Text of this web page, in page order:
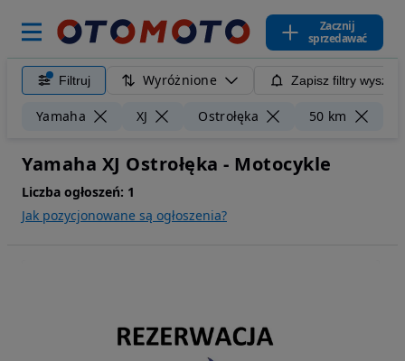
Zacznij
sprzedawać
Filtruj Wyróżnione Zapisz filtry
Yamaha XJ Ostrołęka 50 km
Yamaha XJ Ostrołęka - Motocykle
Liczba ogłoszeń: 1
Jak pozycjonowane są ogłoszenia?